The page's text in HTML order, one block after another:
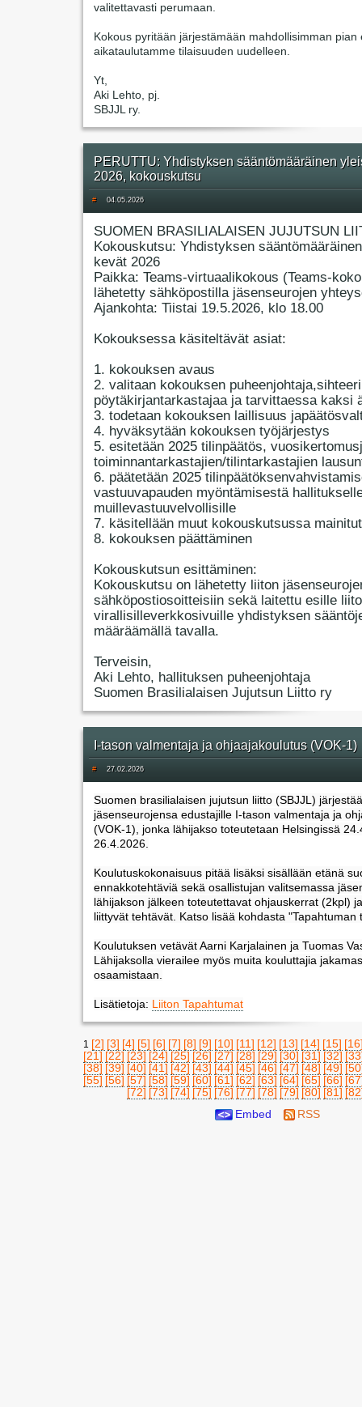
valitettavasti perumaan.
Kokous pyritään järjestämään mahdollisimman pian
aikataulutamme tilaisuuden uudelleen.
Yt,
Aki Lehto, pj.
SBJJL ry.
PERUTTU: Yhdistyksen sääntömääräinen
2026, kokouskutsu
# 04.05.2026
SUOMEN BRASILIALAISEN JUJUTSUN
Kokouskutsu: Yhdistyksen
kevät 2026
Paikka: Teams-virtuaalikokous (Teams-
lähetetty sähköpostilla jäsenseurojen
Ajankohta: Tiistai 19.5.2026, klo 18.00
Kokouksessa käsiteltävät asiat:
1. kokouksen avaus
2. valitaan kokouksen
pöytäkirjantarkastajaa ja tarvittaessa kaksi
3. todetaan kokouksen laillisuus
4. hyväksytään kokouksen työjärjestys
5. esitetään 2025 tilinpäätös,
toiminnantarkastajien/tilintarkastajien
6. päätetään 2025
vastuuvapauden myöntämisestä
muillevastuuvelvollisille
7. käsitellään muut kokouskutsussa
8. kokouksen päättäminen
Kokouskutsun esittäminen:
Kokouskutsu on lähetetty liiton
sähköpostiosoitteisiin sekä laitettu esille
virallisilleverkkosivuille yhdistyksen
määräämällä tavalla.
Terveisin,
Aki Lehto, hallituksen puheenjohtaja
Suomen Brasilialaisen Jujutsun Liitto ry
I-tason valmentaja ja ohjaajakoulutus (VOK-1)
# 27.02.2026
Suomen brasilialaisen jujutsun liitto (SBJJL) järjestää
jäsenseurojensa edustajille I-tason valmentaja ja
(VOK-1), jonka lähijakso toteutetaan Helsingissä
26.4.2026.
Koulutuskokonaisuus pitää lisäksi sisällään etänä
ennakkotehtäviä sekä osallistujan valitsemassa
lähijakson jälkeen toteutettavat ohjauskerrat (2kpl)
liittyvät tehtävät. Katso lisää kohdasta "Tapahtuman
Koulutuksen vetävät Aarni Karjalainen ja Tuomas
Lähijaksolla vierailee myös muita kouluttajia
osaamistaan.
Lisätietoja: Liiton Tapahtumat
1 [2] [3] [4] [5] [6] [7] [8] [9] [10] [11] [12] [13] [14] [15]
[21] [22] [23] [24] [25] [26] [27] [28] [29] [30] [31] [32]
[38] [39] [40] [41] [42] [43] [44] [45] [46] [47] [48] [49]
[55] [56] [57] [58] [59] [60] [61] [62] [63] [64] [65] [66]
[72] [73] [74] [75] [76] [77] [78] [79] [80] [81]
Embed
RSS